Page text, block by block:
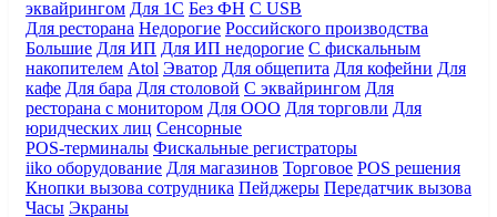
эквайрингом Для 1С Без ФН С USB
Для ресторана Недорогие Российского производства
Большие Для ИП Для ИП недорогие С фискальным
накопителем Atol Эватор Для общепита Для кофейни Для
кафе Для бара Для столовой С эквайрингом Для
ресторана с монитором Для ООО Для торговли Для
юридческих лиц Сенсорные
POS-терминалы Фискальные регистраторы
iiko оборудование Для магазинов Торговое POS решения
Кнопки вызова сотрудника Пейджеры Передатчик вызова
Часы Экраны